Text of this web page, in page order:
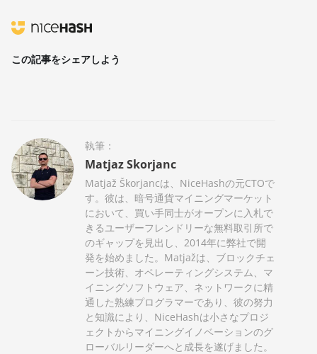
この記事をシェアしよう
執筆：
Matjaz Skorjanc
Matjaž Škorjancは、NiceHashの元CTOで
す。彼は、暗号通貨マイニングマーケット
において、買い手同士がオープンに入札で
きるユーザーフレンドリーな無料取引所で
のギャップを見出し、2014年に弊社で開
発を始めました。Matjažは、ブロックチェ
ーン技術、オペレーティングシステム、マ
イニングソフトウェア、ネットワークに精
通した熟練プログラマーであり、彼の努力
と知識により、NiceHashは小さなプロジ
ェクトからマイニングイノベーションのグ
ローバルリーダーへと成長を遂げました。